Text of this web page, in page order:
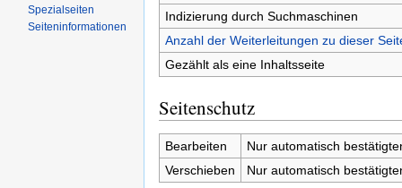
Indizierung durch Suchmaschinen
Anzahl der Weiterleitungen zu dieser
Gezählt als eine Inhaltsseite
Seitenschutz
Bearbeiten
Nur automatisch
Verschieben
Nur automatisch
Spezialseiten
Seiten­informationen